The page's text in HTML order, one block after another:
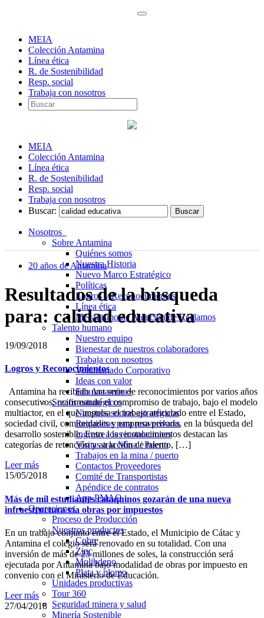
MEIA
Colección Antamina
Línea ética
R. de Sostenibilidad
Resp. social
Trabaja con nosotros
MEIA
Colección Antamina
Línea ética
R. de Sostenibilidad
Resp. social
Trabaja con nosotros
Buscar:
Nosotros
Sobre Antamina
Quiénes somos
Nuestra Historia
Nuevo Marco Estratégico
Políticas
Logros y Reconocimientos
Línea ética
Mecanismo de Atención de Reclamos
Talento humano
Nuestro equipo
Bienestar de nuestros colaboradores
Trabaja con nosotros
Voluntariado Corporativo
Ideas con valor
EduAntamina+
Socios estratégicos
Nuestros socios estratégicos
Requisitos para proveedores
Ingreso a las instalaciones
Visitas a la Mina / Puerto
Trabajos en la mina / puerto
Contactos Proveedores
Comité de Transportistas
Apéndice de contratos
App PMAO
Operaciones
Proceso de Producción
Nuestros productos
Cobre
Zinc
Molibdeno
Plata y plomo
Unidades productivas
Tour 360
Seguridad minera y salud
Minería Sostenible
20 años de Antamina
Resultados de la búsqueda
para: calidad educativa
19/09/2018
Logros y Reconocimientos
Antamina ha recibido una serie de reconocimientos por varios años
consecutivos, reafirmando el compromiso de trabajo, bajo el modelo
multiactor, en el que impulsa el trabajo articulado entre el Estado,
sociedad civil, comunidades y empresa privada, en la búsqueda del
desarrollo sostenible. Entre los reconocimientos destacan las
categorías de retención y atracción de talento, […]
Leer más
15/05/2018
Más de mil estudiantes cataquinos gozarán de una nueva
infraestructura vía obras por impuestos
En un trabajo conjunto entre el Estado, el Municipio de Cátac y
Antamina el colegio será renovado en su totalidad. Con una
inversión de más de 23 millones de soles, la construcción será
ejecutada por Antamina bajo modalidad de obras por impuesto en
convenio con el Ministerio de Educación.
Leer más
27/04/2018